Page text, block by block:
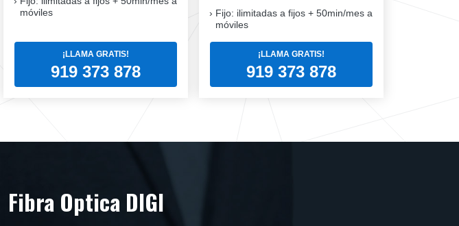
móviles
¡LLAMA GRATIS!
919 373 878
Fijo: ilimitadas a fijos + 50min/mes a
móviles
¡LLAMA GRATIS!
919 373 878
Fibra Optica DIGI